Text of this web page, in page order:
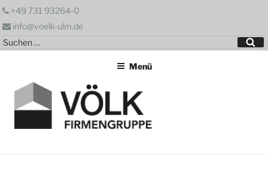
Zum
springen
+49 731 93264-0
info@voelk-ulm.de
Suchen
nach:
Menü